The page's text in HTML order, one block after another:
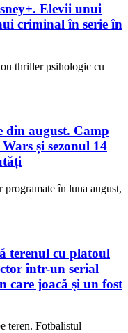
Elevii unui
criminal în serie în
thriller psihologic cu
din august. Camp
și sezonul 14
în luna august,
terenul cu platoul
într-un serial
care joacă şi un fost
teren. Fotbalistul